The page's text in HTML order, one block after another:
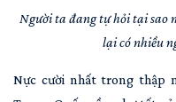
Người ta đang tự hỏi tại sao
lại có nhiều
Nực cười nhất trong thập